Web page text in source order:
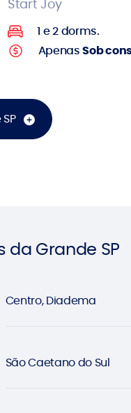
Start Joy
1 e 2 dorms.
ApenasSob
da Grande SP
Centro, Diadema
São Caetano do Sul